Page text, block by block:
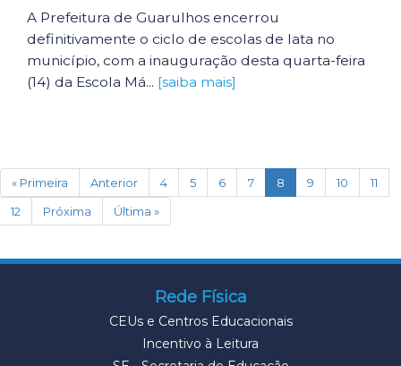
A Prefeitura de Guarulhos encerrou
definitivamente o ciclo de escolas de lata no
município, com a inauguração desta quarta-feira
(14) da Escola Má... [saiba mais]
« Primeira Anterior 4 5 6 7 8 (current)
9 10
11
12
Próxima Última »
Rede Física
CEUs e Centros Educacionais
Incentivo à Leitura